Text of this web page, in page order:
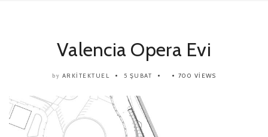
Valencia Opera Evi
by ARKITEKTUEL 5 ŞUBAT 700 VIEWS